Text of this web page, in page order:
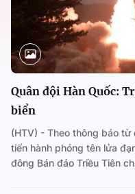
Quân đội Hàn Quốc:
biển
(HTV) - Theo thông báo từ
tiến hành phóng tên lửa
đông Bán đảo Triều Tiên